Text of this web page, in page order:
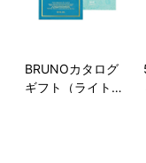
BRUNOカタログ
ギフト（ライトブ